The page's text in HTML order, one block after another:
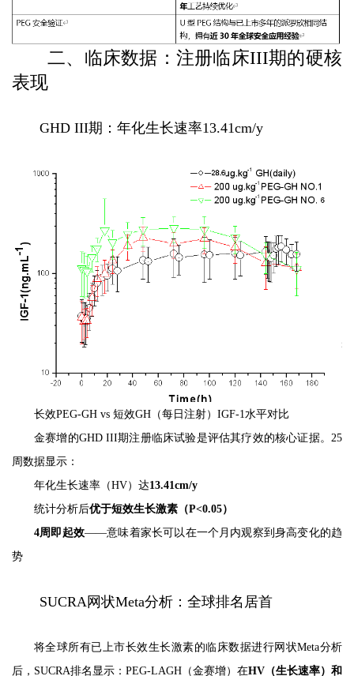
二、临床数据：注册临床III期的硬核
表现
GHD III期：年化生长速率13.41cm/y
长效PEG-GH vs 短效GH（每日注射）IGF-1水平对比
金赛增的GHD III期注册临床试验是评估其疗效的核心证据。25
周数据显示：
年化生长速率（HV）达13.41cm/y
统计分析后优于短效生长激素（P<0.05）
4周即起效——意味着家长可以在一个月内观察到身高变化的趋
势
SUCRA网状Meta分析：全球排名居首
将全球所有已上市长效生长激素的临床数据进行网状Meta分析
后，SUCRA排名显示：PEG-LAGH（金赛增）在HV（生长速率）和